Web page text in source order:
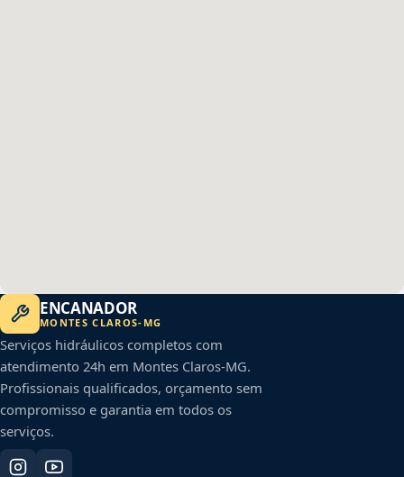
ENCANADOR
MONTES CLAROS- MG
Serviços hidráulicos completos com
atendimento 24h em Montes Claros-MG.
Profissionais qualificados, orçamento sem
compromisso e garantia em todos os
serviços.